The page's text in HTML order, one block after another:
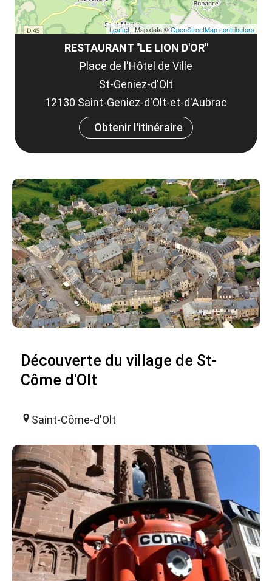
RESTAURANT "LE LION D'OR"
Place de l'Hôtel de Ville
St-Geniez-d'Olt
12130 Saint-Geniez-d'Olt-et-d'Aubrac
Obtenir l'itinéraire
Leaflet| Map data ©OpenStreetMap contributors
Découverte du village de St-
Côme d'Olt
Saint-Côme-d'Olt